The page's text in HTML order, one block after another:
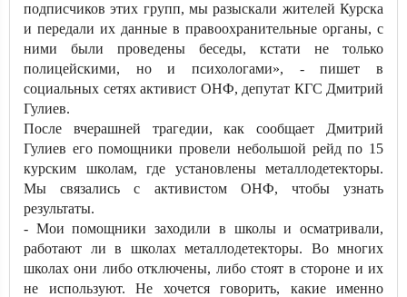
подписчиков этих групп, мы разыскали жителей Курска
и передали их данные в правоохранительные органы, с
ними были проведены беседы, кстати не только
полицейскими, но и психологами», - пишет в
социальных сетях активист ОНФ, депутат КГС Дмитрий
Гулиев.
После вчерашней трагедии, как сообщает Дмитрий
Гулиев его помощники провели небольшой рейд по 15
курским школам, где установлены металлодетекторы.
Мы связались с активистом ОНФ, чтобы узнать
результаты.
- Мои помощники заходили в школы и осматривали,
работают ли в школах металлодетекторы. Во многих
школах они либо отключены, либо стоят в стороне и их
не используют. Не хочется говорить, какие именно